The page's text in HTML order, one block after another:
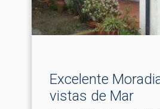
Excelente
vistas de Mar